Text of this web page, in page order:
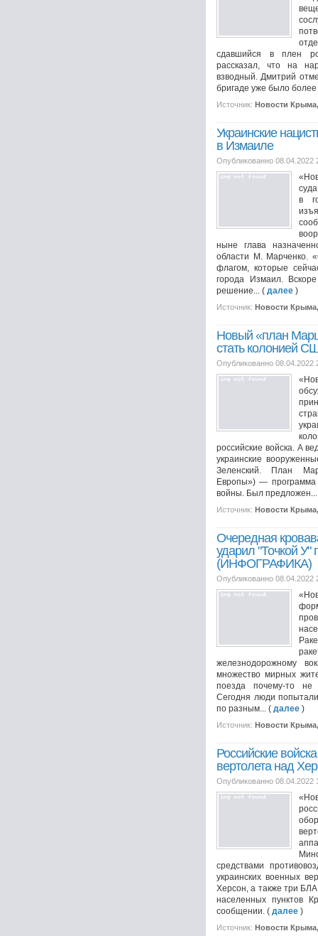
сдавшийся в плен
рассказал, что на
взводный. Дмитрий
бригаде уже было
Источник: Новости
Украинские
в Измаиле
Опубликованно 08.04.2022
в
ныне глава
области М. Марченко.
флагом, которые
города Измаил.
решение... ( далее )
Источник: Новости
Новый «план
стать колонией
Опубликованно 08.04.2022
российские войска. А
украинские
Зеленский. План
Европы») —
войны. Был
Источник: Новости
Очередная
ударил "Точкой У"
(ИНФОГРАФИКА)
Опубликованно 08.04.2022
железнодорожному
множество мирных
поезда почему-то не
Сегодня люди
по разным... ( далее )
Источник: Новости
Российские
вертолета над
Опубликованно 08.04.2022
средствами
украинских военных
Херсон, а также три
населенных пунктов
сообщении. ( далее )
Источник: Новости